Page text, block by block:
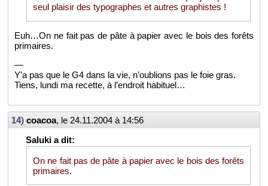
seul plai­sir des ty­po­graphes et autres gra­phistes !
Euh…On ne fait pas de pâte à pa­pier avec le bois des fo­rêts
pri­maires.
—
Y’a pas que le G4 dans la vie, n’ou­blions pas le foie gras.
Tiens, lundi ma re­cette, à l’en­droit ha­bi­tuel…
14) coa­coa, le 24.11.2004 à 14:56
On ne fait pas de pâte à pa­pier avec le bois des fo­rêts
pri­maires.